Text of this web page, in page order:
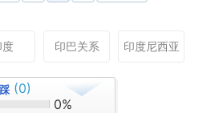
度 印巴关系 印度尼西亚
(0)
0%